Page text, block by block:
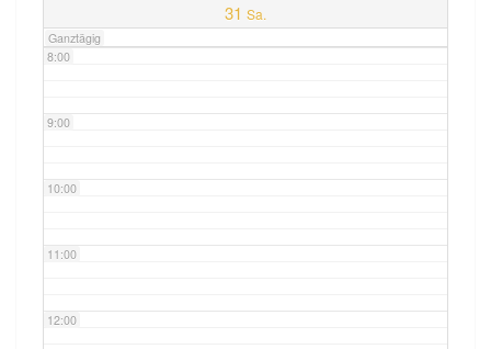
31 Sa.
Ganztägig
8:00
9:00
10:00
11:00
12:00